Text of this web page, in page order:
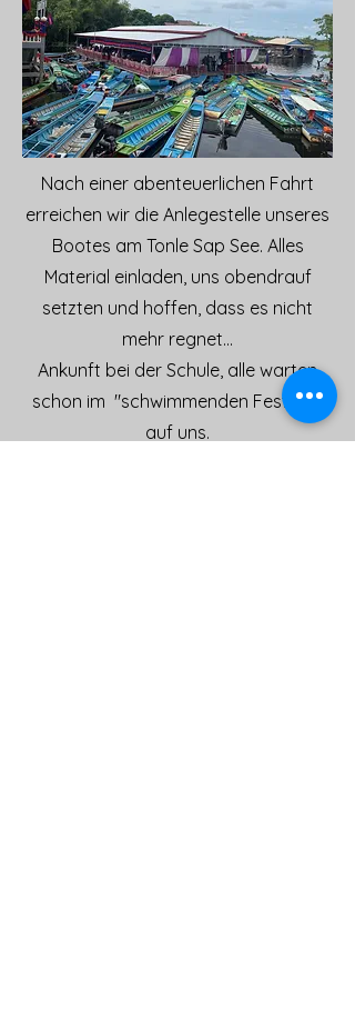
Nach einer abenteuerlichen Fahrt
erreichen wir die Anlegestelle unseres
Bootes am Tonle Sap See. Alles
Material einladen, uns obendrauf
setzten und hoffen, dass es nicht
mehr regnet...
Ankunft bei der Schule, alle warten
schon im "schwimmenden Festzelt"
auf uns.